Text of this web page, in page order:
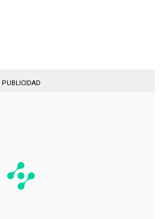
PUBLICIDAD